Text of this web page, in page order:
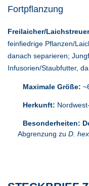
Fortpflanzung
Freilaicher/Laichstreuer
feinfiedrige Pflanzen/
danach separieren;
Infusorien/Staubfutter,
Maximale Größe:
Herkunft:
Besonderheiten:
Abgrenzung zu D.